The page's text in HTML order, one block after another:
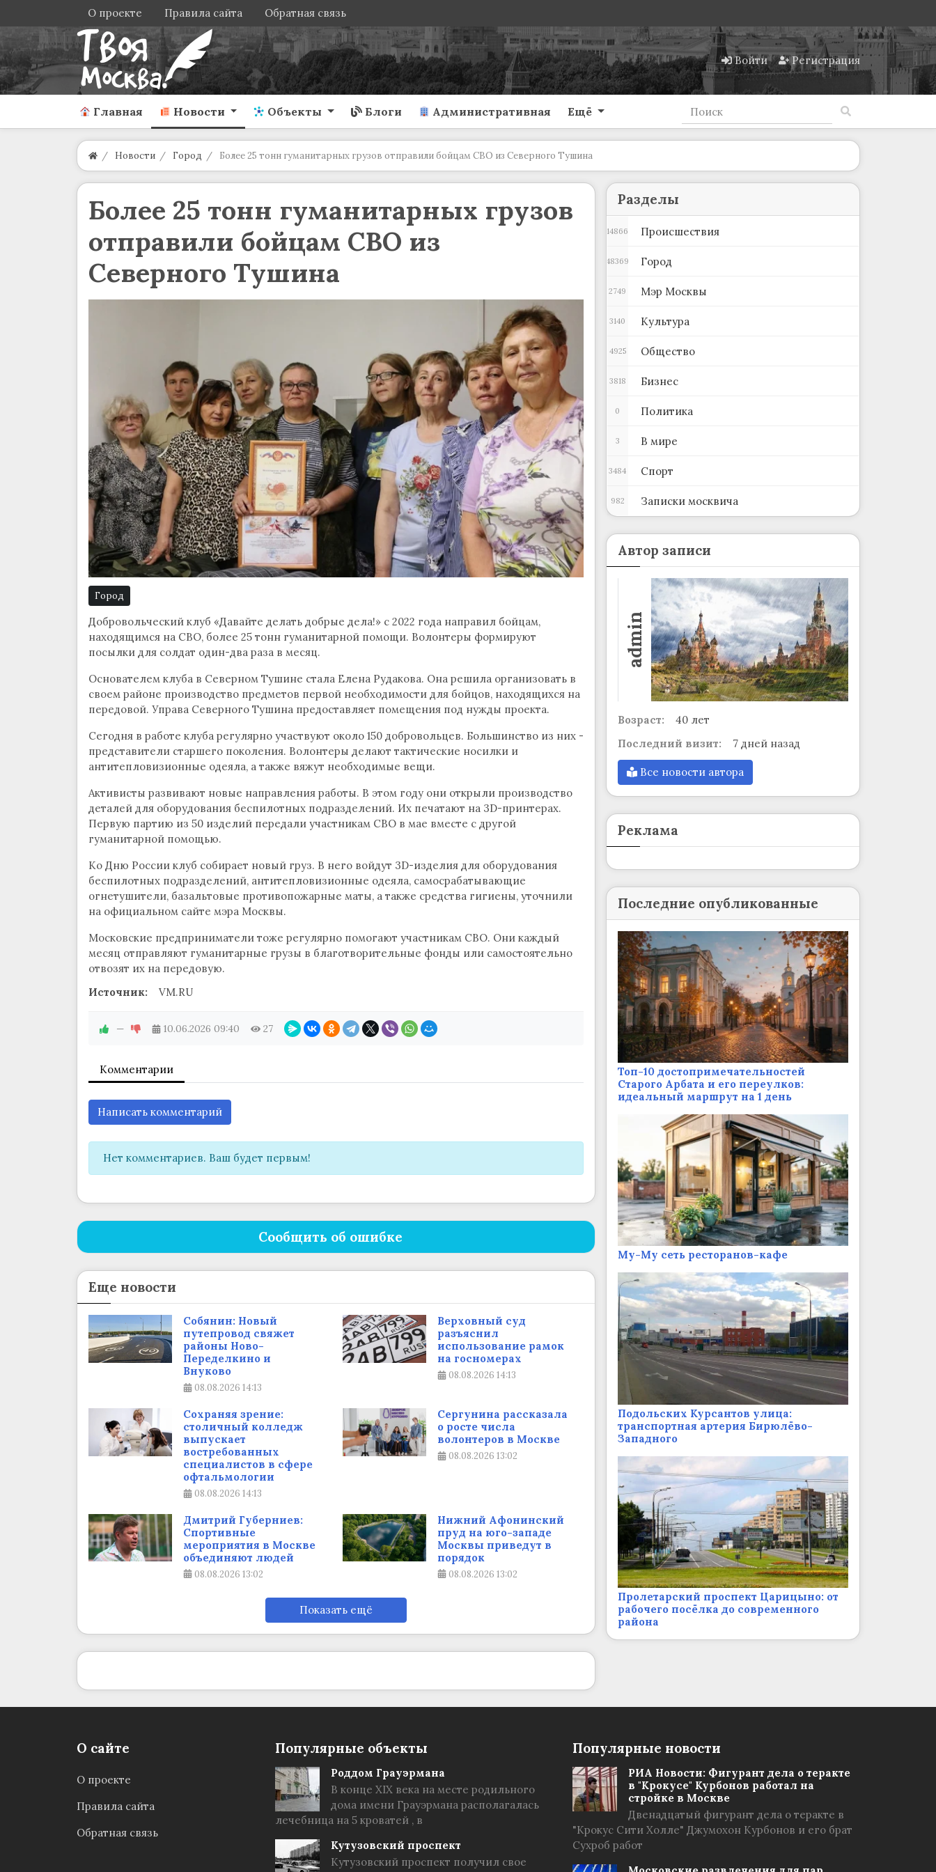
О проекте Правила сайта Обратная связь
Войти Регистрация
Главная Новости Объекты Блоги Административная Ещё
Новости Город Более 25 тонн гуманитарных грузов отправили бойцам СВО из Северного Тушина
Более 25 тонн гуманитарных грузов
отправили бойцам СВО из
Северного Тушина
Город
Добровольческий клуб «Давайте делать добрые дела!» с 2022 года направил бойцам,
находящимся на СВО, более 25 тонн гуманитарной помощи. Волонтеры формируют
посылки для солдат один-два раза в месяц.
Основателем клуба в Северном Тушине стала Елена Рудакова. Она решила организовать в
своем районе производство предметов первой необходимости для бойцов, находящихся на
передовой. Управа Северного Тушина предоставляет помещения под нужды проекта.
Сегодня в работе клуба регулярно участвуют около 150 добровольцев. Большинство из них -
представители старшего поколения. Волонтеры делают тактические носилки и
антитепловизионные одеяла, а также вяжут необходимые вещи.
Активисты развивают новые направления работы. В этом году они открыли производство
деталей для оборудования беспилотных подразделений. Их печатают на 3D-принтерах.
Первую партию из 50 изделий передали участникам СВО в мае вместе с другой
гуманитарной помощью.
Ко Дню России клуб собирает новый груз. В него войдут 3D-изделия для оборудования
беспилотных подразделений, антитепловизионные одеяла, самосрабатывающие
огнетушители, базальтовые противопожарные маты, а также средства гигиены, уточнили
на официальном сайте мэра Москвы.
Московские предприниматели тоже регулярно помогают участникам СВО. Они каждый
месяц отправляют гуманитарные грузы в благотворительные фонды или самостоятельно
отвозят их на передовую.
Источник:
VM.RU
— 10.06.2026 09:40 27
Комментарии
Написать комментарий
Нет комментариев. Ваш будет первым!
Сообщить об ошибке
Еще новости
Собянин: Новый
путепровод свяжет
районы Ново-
Переделкино и
Внуково
08.08.2026 14:13
Верховный суд
разъяснил
использование рамок
на госномерах
08.08.2026 14:13
Сохраняя зрение:
столичный колледж
выпускает
востребованных
специалистов в сфере
офтальмологии
08.08.2026 14:13
Сергунина рассказала
о росте числа
волонтеров в Москве
08.08.2026 13:02
Дмитрий Губерниев:
Спортивные
мероприятия в Москве
объединяют людей
08.08.2026 13:02
Нижний Афонинский
пруд на юго-западе
Москвы приведут в
порядок
08.08.2026 13:02
Показать ещё
Разделы
Происшествия
14866
Город
48369
Мэр Москвы
2749
Культура
3140
Общество
4925
Бизнес
3818
Политика
0
В мире
3
Спорт
3484
Записки москвича
982
Автор записи
admin
Возраст:
40 лет
Последний визит:
7 дней назад
Все новости автора
Реклама
Последние опубликованные
Топ-10 достопримечательностей
Старого Арбата и его переулков:
идеальный маршрут на 1 день
Му-Му сеть ресторанов-кафе
Подольских Курсантов улица:
транспортная артерия Бирюлёво-
Западного
Пролетарский проспект Царицыно: от
рабочего посёлка до современного
района
О сайте
О проекте
Правила сайта
Обратная связь
Популярные объекты
Роддом Грауэрмана
В конце XIX века на месте родильного
дома имени Грауэрмана располагалась
лечебница на 5 кроватей , в
Кутузовский проспект
Кутузовский проспект получил свое
Популярные новости
РИА Новости: Фигурант дела о теракте
в "Крокусе" Курбонов работал на
стройке в Москве
Двенадцатый фигурант дела о теракте в
"Крокус Сити Холле" Джумохон Курбонов и его брат
Сухроб работ